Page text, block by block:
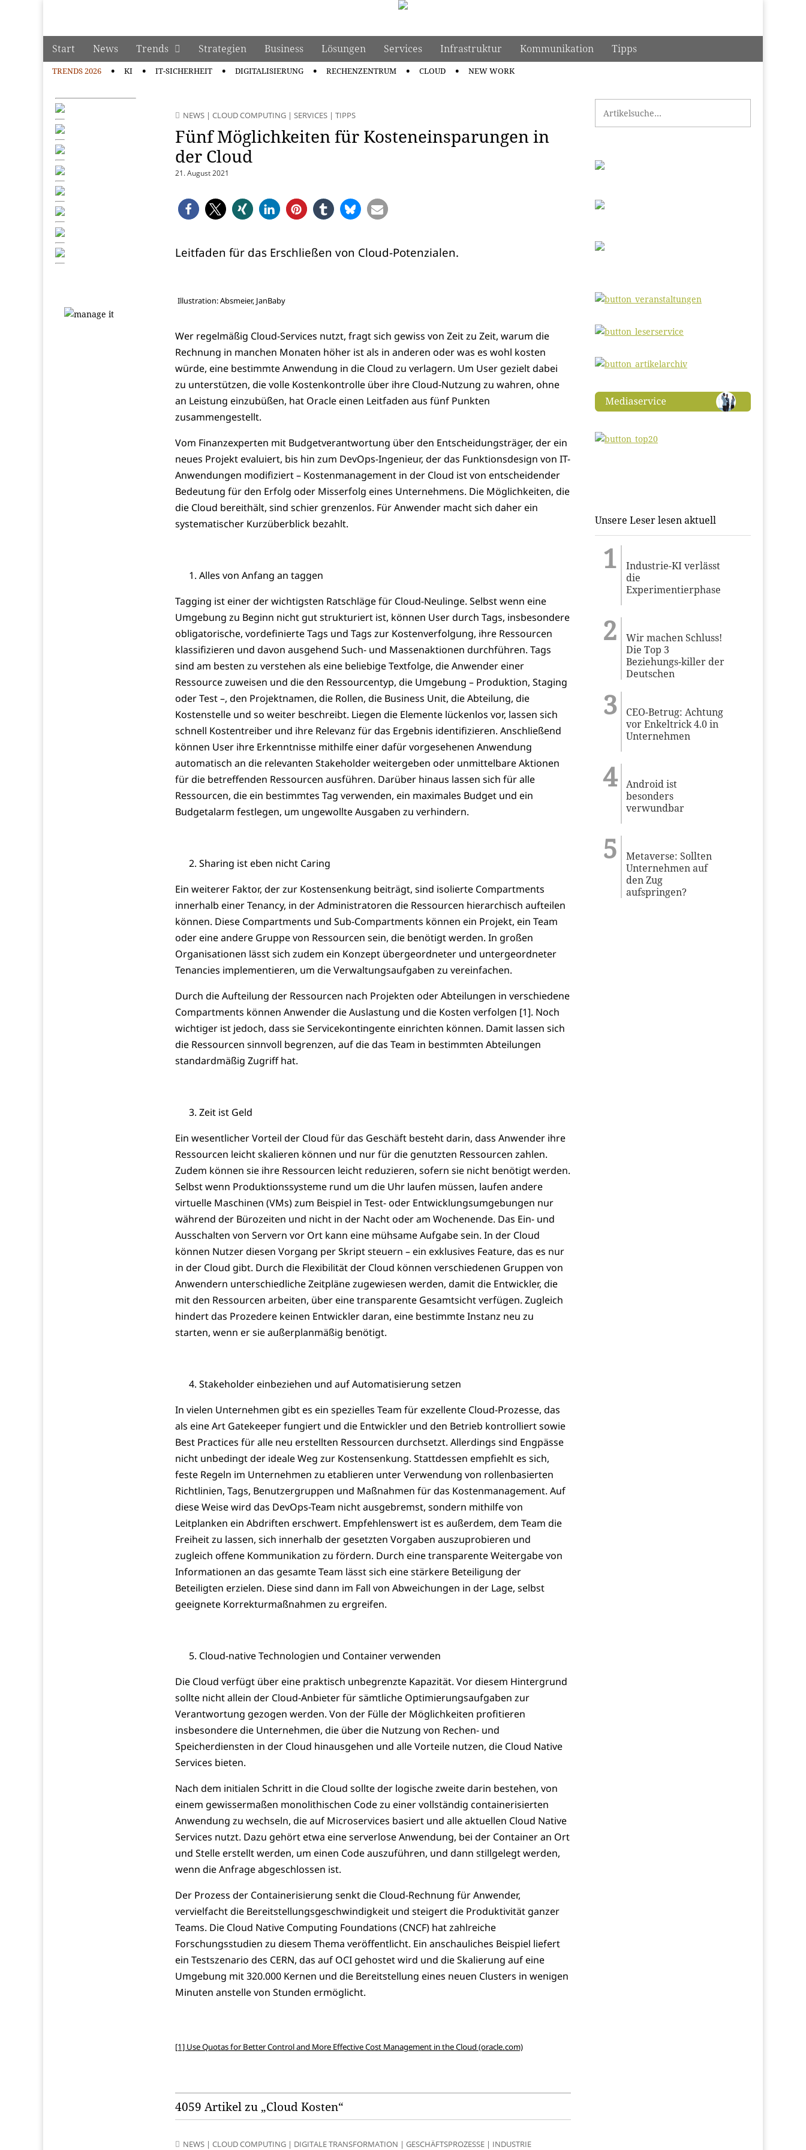
manage it
Main menu
Skip to content
Start News Trends Strategien Business Lösungen Services Infrastruktur Kommunikation Tipps
TRENDS 2026 KI IT-SICHERHEIT DIGITALISIERUNG RECHENZENTRUM CLOUD NEW WORK
NEWS| CLOUD COMPUTING| SERVICES| TIPPS
Fünf Möglichkeiten für Kosteneinsparungen in
der Cloud
21. August 2021
Leitfaden für das Erschließen von Cloud-Potenzialen.
Illustration: Absmeier, JanBaby
Wer regelmäßig Cloud-Services nutzt, fragt sich gewiss von Zeit zu Zeit, warum die
Rechnung in manchen Monaten höher ist als in anderen oder was es wohl kosten
würde, eine bestimmte Anwendung in die Cloud zu verlagern. Um User gezielt dabei
zu unterstützen, die volle Kostenkontrolle über ihre Cloud-Nutzung zu wahren, ohne
an Leistung einzubüßen, hat Oracle einen Leitfaden aus fünf Punkten
zusammengestellt.
Vom Finanzexperten mit Budgetverantwortung über den Entscheidungsträger, der ein
neues Projekt evaluiert, bis hin zum DevOps-Ingenieur, der das Funktionsdesign von IT-
Anwendungen modifiziert – Kostenmanagement in der Cloud ist von entscheidender
Bedeutung für den Erfolg oder Misserfolg eines Unternehmens. Die Möglichkeiten, die
die Cloud bereithält, sind schier grenzenlos. Für Anwender macht sich daher ein
systematischer Kurzüberblick bezahlt.
Alles von Anfang an taggen
Tagging ist einer der wichtigsten Ratschläge für Cloud-Neulinge. Selbst wenn eine
Umgebung zu Beginn nicht gut strukturiert ist, können User durch Tags, insbesondere
obligatorische, vordefinierte Tags und Tags zur Kostenverfolgung, ihre Ressourcen
klassifizieren und davon ausgehend Such- und Massenaktionen durchführen. Tags
sind am besten zu verstehen als eine beliebige Textfolge, die Anwender einer
Ressource zuweisen und die den Ressourcentyp, die Umgebung – Produktion, Staging
oder Test –, den Projektnamen, die Rollen, die Business Unit, die Abteilung, die
Kostenstelle und so weiter beschreibt. Liegen die Elemente lückenlos vor, lassen sich
schnell Kostentreiber und ihre Relevanz für das Ergebnis identifizieren. Anschließend
können User ihre Erkenntnisse mithilfe einer dafür vorgesehenen Anwendung
automatisch an die relevanten Stakeholder weitergeben oder unmittelbare Aktionen
für die betreffenden Ressourcen ausführen. Darüber hinaus lassen sich für alle
Ressourcen, die ein bestimmtes Tag verwenden, ein maximales Budget und ein
Budgetalarm festlegen, um ungewollte Ausgaben zu verhindern.
Sharing ist eben nicht Caring
Ein weiterer Faktor, der zur Kostensenkung beiträgt, sind isolierte Compartments
innerhalb einer Tenancy, in der Administratoren die Ressourcen hierarchisch aufteilen
können. Diese Compartments und Sub-Compartments können ein Projekt, ein Team
oder eine andere Gruppe von Ressourcen sein, die benötigt werden. In großen
Organisationen lässt sich zudem ein Konzept übergeordneter und untergeordneter
Tenancies implementieren, um die Verwaltungsaufgaben zu vereinfachen.
Durch die Aufteilung der Ressourcen nach Projekten oder Abteilungen in verschiedene
Compartments können Anwender die Auslastung und die Kosten verfolgen [1]. Noch
wichtiger ist jedoch, dass sie Servicekontingente einrichten können. Damit lassen sich
die Ressourcen sinnvoll begrenzen, auf die das Team in bestimmten Abteilungen
standardmäßig Zugriff hat.
Zeit ist Geld
Ein wesentlicher Vorteil der Cloud für das Geschäft besteht darin, dass Anwender ihre
Ressourcen leicht skalieren können und nur für die genutzten Ressourcen zahlen.
Zudem können sie ihre Ressourcen leicht reduzieren, sofern sie nicht benötigt werden.
Selbst wenn Produktionssysteme rund um die Uhr laufen müssen, laufen andere
virtuelle Maschinen (VMs) zum Beispiel in Test- oder Entwicklungsumgebungen nur
während der Bürozeiten und nicht in der Nacht oder am Wochenende. Das Ein- und
Ausschalten von Servern vor Ort kann eine mühsame Aufgabe sein. In der Cloud
können Nutzer diesen Vorgang per Skript steuern – ein exklusives Feature, das es nur
in der Cloud gibt. Durch die Flexibilität der Cloud können verschiedenen Gruppen von
Anwendern unterschiedliche Zeitpläne zugewiesen werden, damit die Entwickler, die
mit den Ressourcen arbeiten, über eine transparente Gesamtsicht verfügen. Zugleich
hindert das Prozedere keinen Entwickler daran, eine bestimmte Instanz neu zu
starten, wenn er sie außerplanmäßig benötigt.
Stakeholder einbeziehen und auf Automatisierung setzen
In vielen Unternehmen gibt es ein spezielles Team für exzellente Cloud-Prozesse, das
als eine Art Gatekeeper fungiert und die Entwickler und den Betrieb kontrolliert sowie
Best Practices für alle neu erstellten Ressourcen durchsetzt. Allerdings sind Engpässe
nicht unbedingt der ideale Weg zur Kostensenkung. Stattdessen empfiehlt es sich,
feste Regeln im Unternehmen zu etablieren unter Verwendung von rollenbasierten
Richtlinien, Tags, Benutzergruppen und Maßnahmen für das Kostenmanagement. Auf
diese Weise wird das DevOps-Team nicht ausgebremst, sondern mithilfe von
Leitplanken ein Abdriften erschwert. Empfehlenswert ist es außerdem, dem Team die
Freiheit zu lassen, sich innerhalb der gesetzten Vorgaben auszuprobieren und
zugleich offene Kommunikation zu fördern. Durch eine transparente Weitergabe von
Informationen an das gesamte Team lässt sich eine stärkere Beteiligung der
Beteiligten erzielen. Diese sind dann im Fall von Abweichungen in der Lage, selbst
geeignete Korrekturmaßnahmen zu ergreifen.
Cloud-native Technologien und Container verwenden
Die Cloud verfügt über eine praktisch unbegrenzte Kapazität. Vor diesem Hintergrund
sollte nicht allein der Cloud-Anbieter für sämtliche Optimierungsaufgaben zur
Verantwortung gezogen werden. Von der Fülle der Möglichkeiten profitieren
insbesondere die Unternehmen, die über die Nutzung von Rechen- und
Speicherdiensten in der Cloud hinausgehen und alle Vorteile nutzen, die Cloud Native
Services bieten.
Nach dem initialen Schritt in die Cloud sollte der logische zweite darin bestehen, von
einem gewissermaßen monolithischen Code zu einer vollständig containerisierten
Anwendung zu wechseln, die auf Microservices basiert und alle aktuellen Cloud Native
Services nutzt. Dazu gehört etwa eine serverlose Anwendung, bei der Container an Ort
und Stelle erstellt werden, um einen Code auszuführen, und dann stillgelegt werden,
wenn die Anfrage abgeschlossen ist.
Der Prozess der Containerisierung senkt die Cloud-Rechnung für Anwender,
vervielfacht die Bereitstellungsgeschwindigkeit und steigert die Produktivität ganzer
Teams. Die Cloud Native Computing Foundations (CNCF) hat zahlreiche
Forschungsstudien zu diesem Thema veröffentlicht. Ein anschauliches Beispiel liefert
ein Testszenario des CERN, das auf OCI gehostet wird und die Skalierung auf eine
Umgebung mit 320.000 Kernen und die Bereitstellung eines neuen Clusters in wenigen
Minuten anstelle von Stunden ermöglicht.
[1] Use Quotas for Better Control and More Effective Cost Management in the Cloud (oracle.com)
4059 Artikel zu „Cloud Kosten“
NEWS| CLOUD COMPUTING| DIGITALE TRANSFORMATION | GESCHÄFTSPROZESSE| INDUSTRIE
Unsere Leser lesen aktuell
Industrie-KI verlässt
die
Experimentierphase
Wir machen Schluss!
Die Top 3
Beziehungs-killer der
Deutschen
CEO-Betrug: Achtung
vor Enkeltrick 4.0 in
Unternehmen
Android ist
besonders
verwundbar
Metaverse: Sollten
Unternehmen auf
den Zug
aufspringen?